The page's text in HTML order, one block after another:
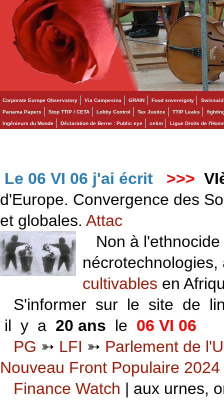
Corporate Europe Observatory Via Campesina GRAIN Food sovereignty Swissaid
Panama Papers Stop TTIP / CETA Lobby Control Tax Justice TTIP Leaks
Ingénieurs du Monde Déclaration de Berne : Public eye cetim Ligue Droits de
Le 06 VI 06 j'ai écrit >>>
d'Europe. Convergence des
et globales. Attac
Non à l'ethnocide
cultivables en
S'informer sur le site de
il y a 20 ans le 06 VI 06
PG ➳ LFI ➳ Parlement de
Nouveau Front Populaire 2024
Finance Watch | aux urnes,